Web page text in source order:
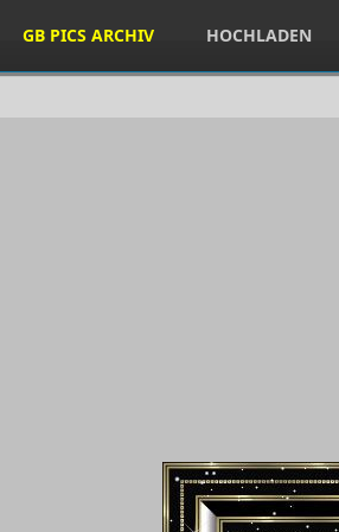
GB PICS ARCHIV HOCHLADEN